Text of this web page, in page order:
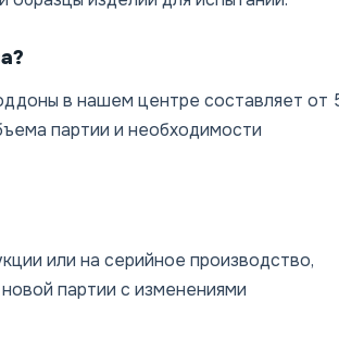
в нашем центре составляет от
партии и необходимости
или на серийное производство,
партии с изменениями